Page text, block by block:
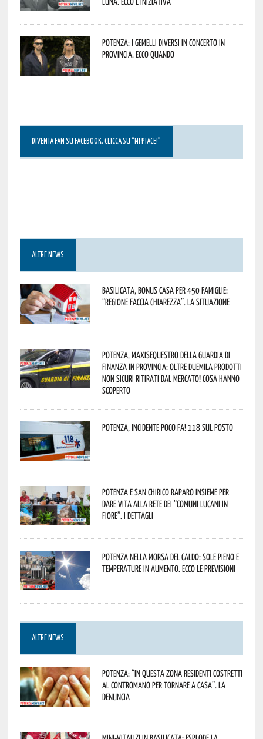
Potenza: i Gemelli DiVersi in concerto in
provincia. Ecco quando
DIVENTA FAN SU FACEBOOK, CLICCA SU “MI PIACE!”
ALTRE NEWS
Basilicata, Bonus casa per 450 famiglie:
“Regione faccia chiarezza”. La situazione
Potenza, maxisequestro della Guardia di
Finanza in provincia: oltre duemila prodotti
non sicuri ritirati dal mercato! Cosa hanno
scoperto
Potenza, incidente poco fa! 118 sul posto
Potenza e San Chirico Raparo insieme per
dare vita alla rete dei “Comuni Lucani in
Fiore”. I dettagli
Potenza nella morsa del caldo: sole pieno e
temperature in aumento. Ecco le previsioni
ALTRE NEWS
Potenza: “In questa zona residenti costretti
al contromano per tornare a casa”. La
denuncia